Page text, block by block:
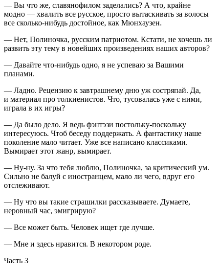
— Вы что же, славянофилом заделались? А что, крайне
модно — хвалить все русское, просто вытаскивать за волосы
все сколько-нибудь достойное, как Мюнхаузен.
— Нет, Полиночка, русским патриотом. Кстати, не хочешь ли
развить эту тему в новейших произведениях наших авторов?
— Давайте что-нибудь одно, я не успеваю за Вашими
планами.
— Ладно. Рецензию к завтрашнему дню уж состряпай. Да,
и материал про толкиенистов. Что, тусовалась уже с ними,
играла в их игры?
— Да было дело. Я ведь фэнтэзи постольку-поскольку
интересуюсь. Чтоб беседу поддержать. А фантастику наше
поколение мало читает. Уже все написано классиками.
Вымирает этот жанр, вымирает.
— Ну-ну. За что тебя люблю, Полиночка, за критический ум.
Сильно не балуй с иностранцем, мало ли чего, вдруг его
отслеживают.
— Ну что вы такие страшилки рассказываете. Думаете,
неровный час, эмигрирую?
— Все может быть. Человек ищет где лучше.
— Мне и здесь нравится. В некотором роде.
Часть 3